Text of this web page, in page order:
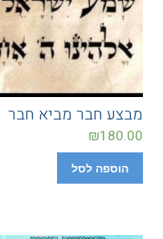
מבצע חבר מביא חבר
₪180.00
הוספה לסל